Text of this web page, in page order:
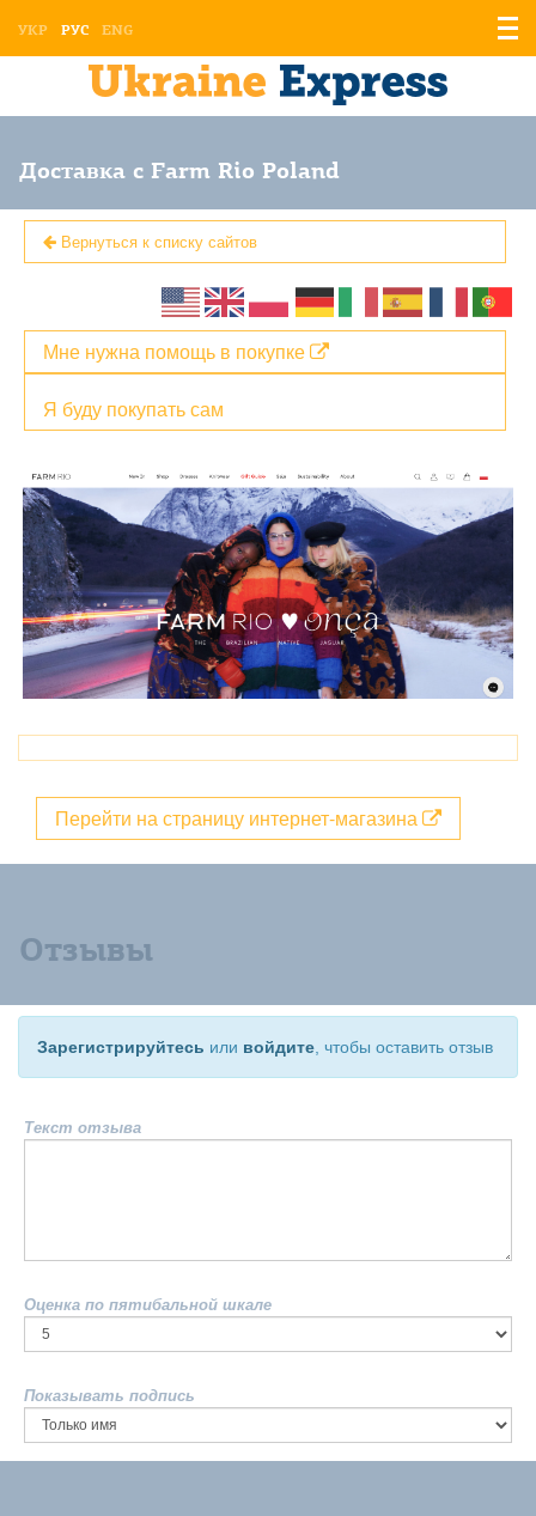
УКР РУС ENG
Доставка с Farm Rio Poland
Вернуться к списку сайтов
Я буду покупать сам
Мне нужна помощь в покупке
Перейти на страницу интернет-магазина
Отзывы
Зарегистрируйтесь или войдите , чтобы оставить отзыв
Текст отзыва
Оценка по пятибальной шкале
Показывать подпись